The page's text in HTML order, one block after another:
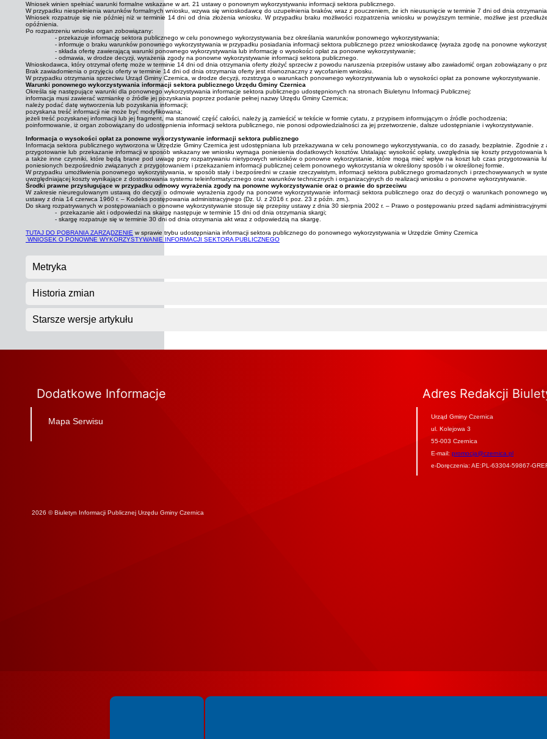
Wniosek winien spełniać warunki formalne wskazane w art. 21 ustawy o ponownym wykorzystywaniu informacji sektora publicznego.
W przypadku niespełnienia warunków formalnych wniosku, wzywa się wnioskodawcę do uzupełnienia braków, wraz z pouczeniem, że ich nieusunięcie w terminie 7 dni od dnia
Wniosek rozpatruje się nie później niż w terminie 14 dni od dnia złożenia wniosku. W przypadku braku możliwości rozpatrzenia wniosku w powyższym terminie, możliwe jest
opóźnienia.
Po rozpatrzeniu wniosku organ zobowiązany:
- przekazuje informację sektora publicznego w celu ponownego wykorzystywania bez określania warunków ponownego wykorzystywania;
- informuje o braku warunków ponownego wykorzystywania w przypadku posiadania informacji sektora publicznego przez wnioskodawcę (wyraża zgodę na ponowne
- składa ofertę zawierającą warunki ponownego wykorzystywania lub informację o wysokości opłat za ponowne wykorzystywanie;
- odmawia, w drodze decyzji, wyrażenia zgody na ponowne wykorzystywanie informacji sektora publicznego.
Wnioskodawca, który otrzymał ofertę może w terminie 14 dni od dnia otrzymania oferty złożyć sprzeciw z powodu naruszenia przepisów ustawy albo zawiadomić organ zobowiązany o
Brak zawiadomienia o przyjęciu oferty w terminie 14 dni od dnia otrzymania oferty jest równoznaczny z wycofaniem wniosku.
W przypadku otrzymania sprzeciwu Urząd Gminy Czernica, w drodze decyzji, rozstrzyga o warunkach ponownego wykorzystywania lub o wysokości opłat za ponowne wykorzystywanie.
Warunki ponownego wykorzystywania informacji sektora publicznego Urzędu Gminy Czernica
Określa się następujące warunki dla ponownego wykorzystywania informacje sektora publicznego udostępnionych na stronach Biuletynu Informacji Publicznej:
informacja musi zawierać wzmiankę o źródle jej pozyskania poprzez podanie pełnej nazwy Urzędu Gminy Czernica;
należy podać datę wytworzenia lub pozyskania informacji;
pozyskana treść informacji nie może być modyfikowana;
jeżeli treść pozyskanej informacji lub jej fragment, ma stanowić część całości, należy ją zamieścić w tekście w formie cytatu, z przypisem informującym o źródle pochodzenia;
poinformowanie, iż organ zobowiązany do udostępnienia informacji sektora publicznego, nie ponosi odpowiedzialności za jej przetworzenie, dalsze udostępnianie i wykorzystywanie.
Informacja o wysokości opłat za ponowne wykorzystywanie informacji sektora publicznego
Informacja sektora publicznego wytworzona w Urzędzie Gminy Czernica jest udostępniana lub przekazywana w celu ponownego wykorzystywania, co do zasady, bezpłatnie. Zgodnie
przygotowanie lub przekazanie informacji w sposób wskazany we wniosku wymaga poniesienia dodatkowych kosztów. Ustalając wysokość opłaty, uwzględnia się koszty
a także inne czynniki, które będą brane pod uwagę przy rozpatrywaniu nietypowych wniosków o ponowne wykorzystanie, które mogą mieć wpływ na koszt lub czas przygotowania
poniesionych bezpośrednio związanych z przygotowaniem i przekazaniem informacji publicznej celem ponownego wykorzystania w określony sposób i w określonej formie.
W przypadku umożliwienia ponownego wykorzystywania, w sposób stały i bezpośredni w czasie rzeczywistym, informacji sektora publicznego gromadzonych i przechowywanych w
uwzględniającej koszty wynikające z dostosowania systemu teleinformatycznego oraz warunków technicznych i organizacyjnych do realizacji wniosku o ponowne wykorzystywanie.
Środki prawne przysługujące w przypadku odmowy wyrażenia zgody na ponowne wykorzystywanie oraz o prawie do sprzeciwu
W zakresie nieuregulowanym ustawą do decyzji o odmowie wyrażenia zgody na ponowne wykorzystywanie informacji sektora publicznego oraz do decyzji o warunkach ponownego
ustawy z dnia 14 czerwca 1960 r. – Kodeks postępowania administracyjnego (Dz. U. z 2016 r. poz. 23 z późn. zm.).
Do skarg rozpatrywanych w postępowaniach o ponowne wykorzystywanie stosuje się przepisy ustawy z dnia 30 sierpnia 2002 r. – Prawo o postępowaniu przed sądami
- przekazanie akt i odpowiedzi na skargę następuje w terminie 15 dni od dnia otrzymania skargi;
- skargę rozpatruje się w terminie 30 dni od dnia otrzymania akt wraz z odpowiedzią na skargę.
TUTAJ DO POBRANIA ZARZĄDZENIE w sprawie trybu udostępniania informacji sektora publicznego do ponownego wykorzystywania w Urzędzie Gminy Czernica
WNIOSEK O PONOWNE WYKORZYSTYWANIE INFORMACJI SEKTORA PUBLICZNEGO
Metryka
Historia zmian
Starsze wersje artykułu
Dodatkowe Informacje
Mapa Serwisu
Adres Redakcji
Urząd Gminy Czernica
ul. Kolejowa 3
55-003 Czernica
E-mail: promocja@czernica.pl
e-Doręczenia: AE:PL-63304-59867-
2026 © Biuletyn Informacji Publicznej Urzędu Gminy Czernica
Spełniamy standardy WCAG 2.2 Spełniamy standardy W3C